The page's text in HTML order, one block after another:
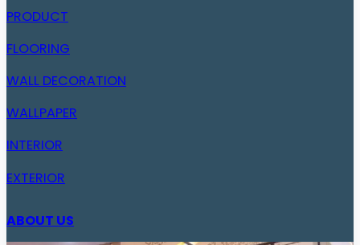
PRODUCT
FLOORING
WALL DECORATION
WALLPAPER
INTERIOR
EXTERIOR
ABOUT US